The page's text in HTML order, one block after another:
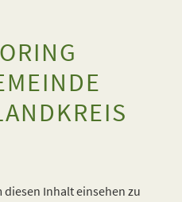
diesen Inhalt einsehen zu